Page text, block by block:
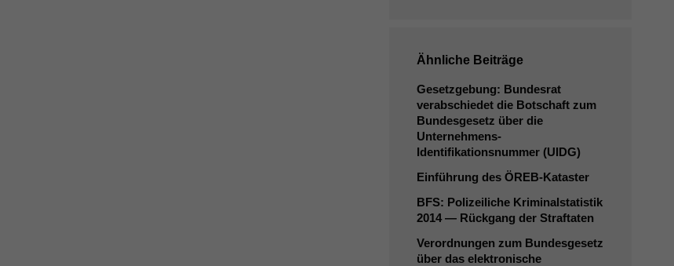
Ähnliche Beiträge
Gesetzgebung: Bundesrat
verabschiedet die Botschaft zum
Bundesgesetz über die
Unternehmens-
Identifikationsnummer (UIDG)
Einführung des ÖREB-Kataster
BFS: Polizeiliche Kriminalstatistik
2014 — Rückgang der Straftaten
Verordnungen zum Bundesgesetz
über das elektronische